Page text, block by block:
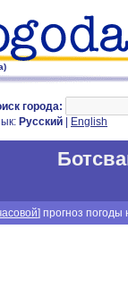
города:
Русский English
] прогноз погоды